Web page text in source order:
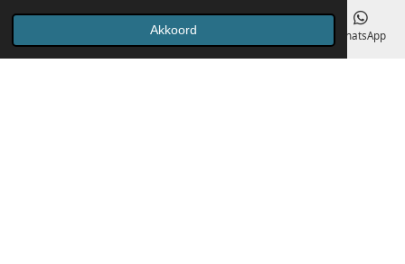
Akkoord
Telefoonnummer WhatsApp